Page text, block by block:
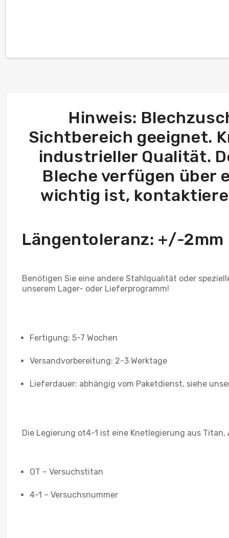
Hinweis:
Sichtbereich geeignet.
industrieller Qualität.
Bleche verfügen über
wichtig ist,
Längentoleranz: +/-2mm
Benötigen Sie eine andere Stahlqualität oder
unserem Lager- oder Lieferprogramm!
Fertigung: 5-7 Wochen
Versandvorbereitung: 2-3 Werktage
Lieferdauer: abhängig vom Paketdienst, siehe
Die Legierung ot4-1 ist eine Knetlegierung aus
OT – Versuchstitan
4-1 – Versuchsnummer